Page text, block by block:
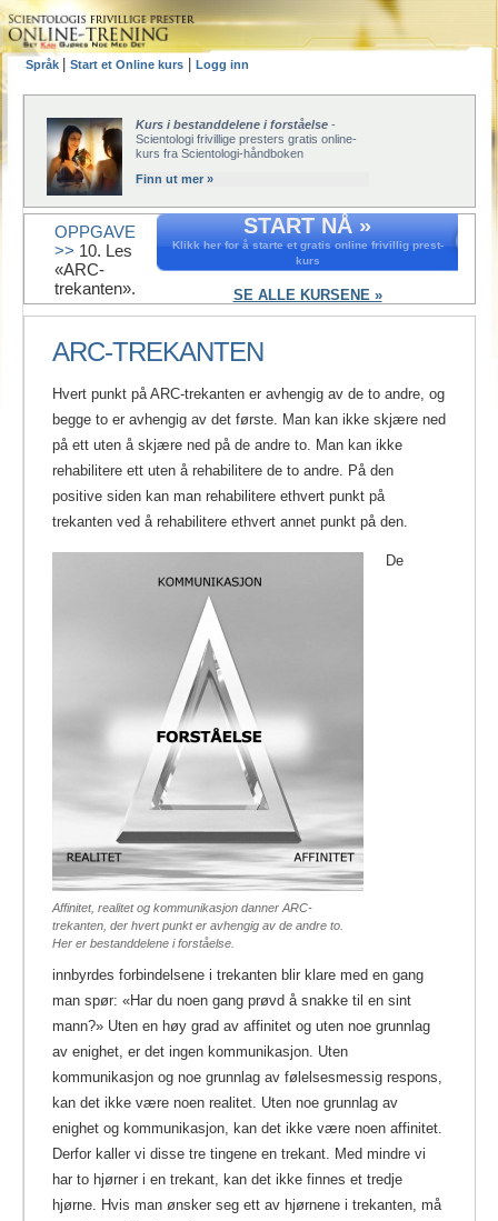
Språk Start et Online kurs Logg inn
Kurs i bestanddelene i forståelse -
Scientologi frivillige presters gratis online-
kurs fra Scientologi-håndboken
Finn ut mer »
START NÅ »
Klikk her for å starte et gratis online frivillig prest-
kurs
SE ALLE KURSENE »
OPPGAVE
>> 10. Les
«ARC-
trekanten».
ARC-TREKANTEN
Hvert punkt på ARC-trekanten er avhengig av de to andre, og
begge to er avhengig av det første. Man kan ikke skjære ned
på ett uten å skjære ned på de andre to. Man kan ikke
rehabilitere ett uten å rehabilitere de to andre. På den
positive siden kan man rehabilitere ethvert punkt på
trekanten ved å rehabilitere ethvert annet punkt på den.
Affinitet, realitet og kommunikasjon danner ARC-
trekanten, der hvert punkt er avhengig av de andre to.
Her er bestanddelene i forståelse.
De
innbyrdes forbindelsene i trekanten blir klare med en gang
man spør: «Har du noen gang prøvd å snakke til en sint
mann?» Uten en høy grad av affinitet og uten noe grunnlag
av enighet, er det ingen kommunikasjon. Uten
kommunikasjon og noe grunnlag av følelsesmessig respons,
kan det ikke være noen realitet. Uten noe grunnlag av
enighet og kommunikasjon, kan det ikke være noen affinitet.
Derfor kaller vi disse tre tingene en trekant. Med mindre vi
har to hjørner i en trekant, kan det ikke finnes et tredje
hjørne. Hvis man ønsker seg ett av hjørnene i trekanten, må